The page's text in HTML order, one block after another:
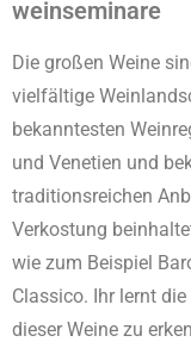
weinseminare
Die großen Weine
vielfältige
bekanntesten
und Venetien und
traditionsreichen
Verkostung
wie zum Beispiel
Classico. Ihr lernt
dieser Weine zu